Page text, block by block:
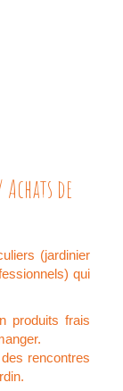
de
(jardinier
qui
produits frais
rencontres